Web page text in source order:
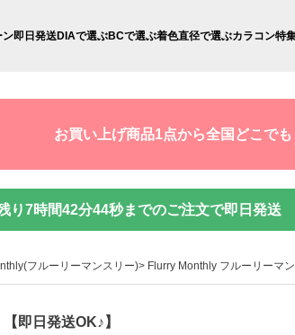
ン即日発送DIAで選ぶBCで選ぶ着色直径で選ぶカラコン特
お買い上げ商品1点から全国どこでも
り7時間42分43秒までのご注文で即日発送
フルーリーマンスリー) Flurry Monthly フルーリーマ
【即日発送OK♪】